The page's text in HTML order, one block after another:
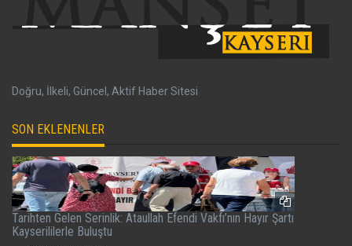
Doğru, İlkeli, Güncel, Aktif Haber Sitesi
SON EKLENENLER
Tarihten Gelen Serinlik: Ataullah Efendi Vakfı’nın Hayır Şartı
Kayserililerle Buluştu